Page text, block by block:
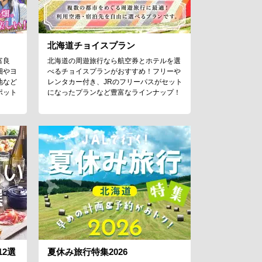
良
やヨ
など
ト
北海道チョイスプラン
北海道の周遊旅行なら航空券とホテルを選
べるチョイスプランがおすすめ！フリーや
レンタカー付き、JRのフリーパスがセット
になったプランなど豊富なラインナップ！
選 夏休み旅行特集2026